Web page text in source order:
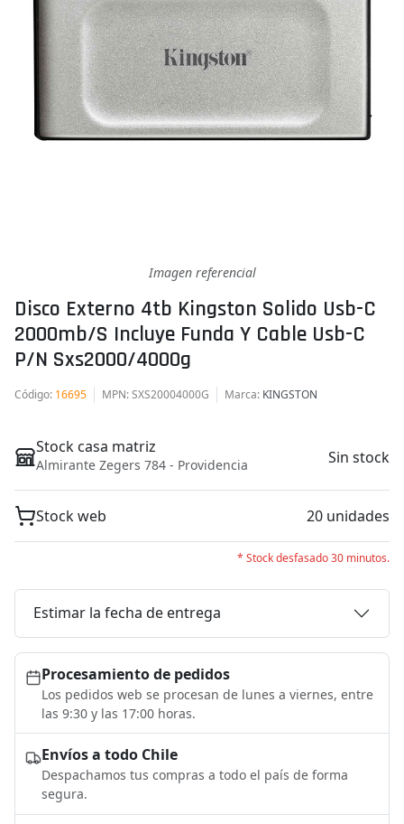
Imagen referencial
Disco Externo 4tb Kingston Solido Usb-C
2000mb/s Incluye Funda Y Cable Usb-C
P/n Sxs2000/4000g
Código: 16695 MPN: SXS20004000G Marca: KINGSTON
Stock casa matriz
Almirante Zegers 784 - Providencia Sin stock
Stock web 20 unidades
* Stock desfasado 30 minutos.
Estimar la fecha de entrega
Procesamiento de pedidos
Los pedidos web se procesan de lunes a viernes, entre
las 9:30 y las 17:00 horas.
Envíos a todo Chile
Despachamos tus compras a todo el país de forma
segura.